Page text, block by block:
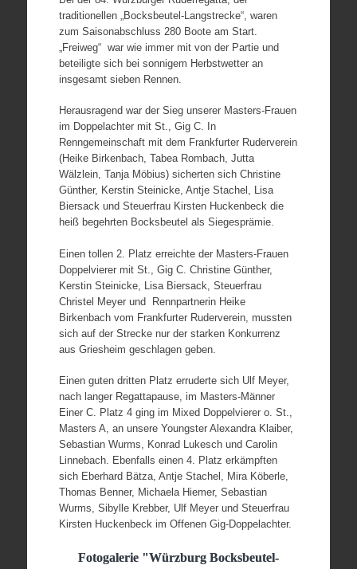
traditionellen „Bocksbeutel-Langstrecke“, waren
zum Saisonabschluss 280 Boote am Start.
„Freiweg“ war wie immer mit von der Partie und
beteiligte sich bei sonnigem Herbstwetter an
insgesamt sieben Rennen.
Herausragend war der Sieg unserer Masters-Frauen
im Doppelachter mit St., Gig C. In
Renngemeinschaft mit dem Frankfurter Ruderverein
(Heike Birkenbach, Tabea Rombach, Jutta
Wälzlein, Tanja Möbius) sicherten sich Christine
Günther, Kerstin Steinicke, Antje Stachel, Lisa
Biersack und Steuerfrau Kirsten Huckenbeck die
heiß begehrten Bocksbeutel als Siegesprämie.
Einen tollen 2. Platz erreichte der Masters-Frauen
Doppelvierer mit St., Gig C. Christine Günther,
Kerstin Steinicke, Lisa Biersack, Steuerfrau
Christel Meyer und Rennpartnerin Heike
Birkenbach vom Frankfurter Ruderverein, mussten
sich auf der Strecke nur der starken Konkurrenz
aus Griesheim geschlagen geben.
Einen guten dritten Platz erruderte sich Ulf Meyer,
nach langer Regattapause, im Masters-Männer
Einer C. Platz 4 ging im Mixed Doppelvierer o. St.,
Masters A, an unsere Youngster Alexandra Klaiber,
Sebastian Wurms, Konrad Lukesch und Carolin
Linnebach. Ebenfalls einen 4. Platz erkämpften
sich Eberhard Bätza, Antje Stachel, Mira Köberle,
Thomas Benner, Michaela Hiemer, Sebastian
Wurms, Sibylle Krebber, Ulf Meyer und Steuerfrau
Kirsten Huckenbeck im Offenen Gig-Doppelachter.
Fotogalerie "Würzburg Bocksbeutel-